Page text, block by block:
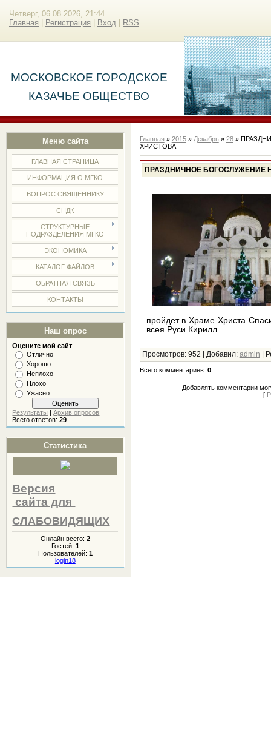
Четверг, 06.08.2026, 21:44
Главная
Регистрация Вход RSS
МОСКОВСКОЕ ГОРОДСКОЕ
КАЗАЧЬЕ ОБЩЕСТВО
Меню сайта
ГЛАВНАЯ СТРАНИЦА
ИНФОРМАЦИЯ О МГКО
ВОПРОС СВЯЩЕННИКУ
СНДК
СТРУКТУРНЫЕ
ПОДРАЗДЕЛЕНИЯ МГКО
ЭКОНОМИКА
КАТАЛОГ ФАЙЛОВ
ОБРАТНАЯ СВЯЗЬ
КОНТАКТЫ
Наш опрос
Оцените мой сайт
Отлично
Хорошо
Неплохо
Плохо
Ужасно
Результаты |Архив опросов
Всего ответов:29
Статистика
Версия
сайта для
СЛАБОВИДЯЩИХ
Онлайн всего: 2
Гостей: 1
Пользователей: 1
login18
Главная » 2015 » Декабрь » 28»
ХРИСТОВА
ПРАЗДНИЧНОЕ БОГОСЛУЖЕНИЕ
пройдет в Храме Христа
всея Руси Кирилл.
Просмотров: 952 | Добавил: admin |
Всего комментариев: 0
Добавлять комментарии
[